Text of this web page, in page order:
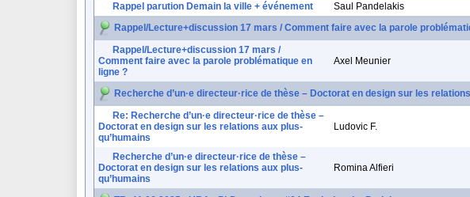
Rappel parution Demain la ville + événement
Saul Pandelakis
Rappel/Lecture+discussion 17 mars / Comment faire avec la parole
Rappel/Lecture+discussion 17 mars /
Comment faire avec la parole problématique en
ligne ?
Axel Meunier
Recherche d’un·e directeur·rice de thèse – Doctorat en design sur les
Re: Recherche d’un·e directeur·rice de thèse –
Doctorat en design sur les relations aux plus-
qu’humains
Ludovic F.
Recherche d’un·e directeur·rice de thèse –
Doctorat en design sur les relations aux plus-
qu’humains
Romina Alfieri